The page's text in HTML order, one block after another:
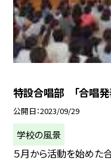
特設合唱部 「合唱発
公開日 2023/09/29
学校の風景
５月から活動を始めた